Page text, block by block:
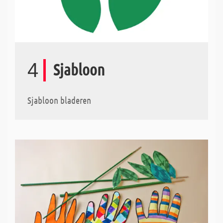
4 Sjabloon
Sjabloon bladeren